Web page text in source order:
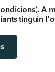
A
tinguin